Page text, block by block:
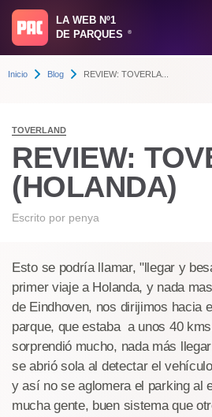
LA WEB Nº1
DE PARQUES
®
Inicio Blog REVIEW: TOVERLA...
TOVERLAND
REVIEW:
(HOLANDA)
Escrito por penya
Esto se podría llamar, "llegar y
primer viaje a Holanda, y nada
de Eindhoven, nos dirijimos hacia
parque, que estaba a unos 40
sorprendió mucho, nada más
se abrió sola al detectar el
y así no se aglomera el parking al
mucha gente, buen sistema que